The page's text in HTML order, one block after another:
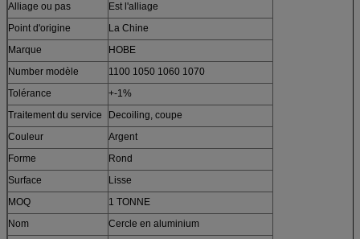
Alliage ou pas
Est l'alliage
Point d'origine
La Chine
Marque
HOBE
Number modèle
1100 1050 1060 1070
Tolérance
+-1%
Traitement du service
Decoiling, coupe
Couleur
Argent
Forme
Rond
Surface
Lisse
MOQ
1 TONNE
Nom
Cercle en aluminium